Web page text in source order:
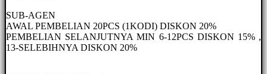
SUB-AGEN
AWAL PEMBELIAN 20PCS (1KODI) DISKON 20%
PEMBELIAN SELANJUTNYA MIN 6-12PCS DISKON 15% ,
13-SELEBIHNYA DISKON 20%